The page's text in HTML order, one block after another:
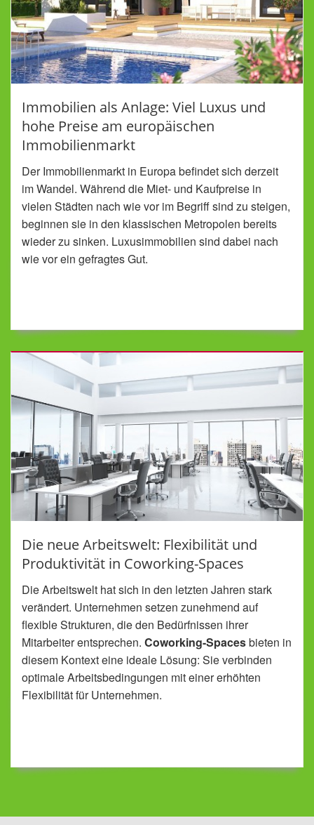
Immobilien als Anlage: Viel Luxus und
hohe Preise am europäischen
Immobilienmarkt
Der Immobilienmarkt in Europa befindet sich derzeit
im Wandel. Während die Miet- und Kaufpreise in
vielen Städten nach wie vor im Begriff sind zu steigen,
beginnen sie in den klassischen Metropolen bereits
wieder zu sinken. Luxusimmobilien sind dabei nach
wie vor ein gefragtes Gut.
Die neue Arbeitswelt: Flexibilität und
Produktivität in Coworking-Spaces
Die Arbeitswelt hat sich in den letzten Jahren stark
verändert. Unternehmen setzen zunehmend auf
flexible Strukturen, die den Bedürfnissen ihrer
Mitarbeiter entsprechen. Coworking-Spacesbieten in
diesem Kontext eine ideale Lösung: Sie verbinden
optimale Arbeitsbedingungen mit einer erhöhten
Flexibilität für Unternehmen.